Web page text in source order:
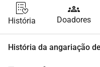
História
groups
Doadores
História da angariação